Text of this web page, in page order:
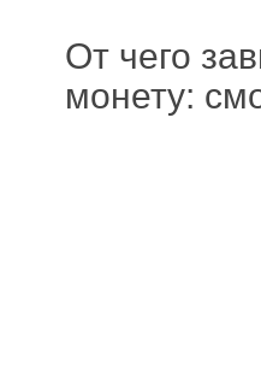
От чего
монету: